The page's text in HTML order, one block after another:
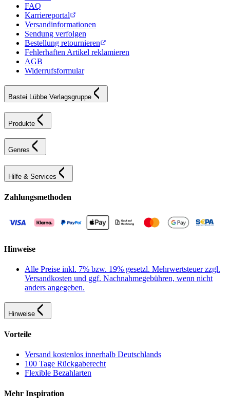
FAQ
Karriereportal
Versandinformationen
Sendung verfolgen
Bestellung retournieren
Fehlerhaften Artikel reklamieren
AGB
Widerrufsformular
Bastei Lübbe Verlagsgruppe
Produkte
Genres
Hilfe & Services
Zahlungsmethoden
Hinweise
Alle Preise inkl. 7% bzw. 19% gesetzl. Mehrwertsteuer zzgl.
Versandkosten und ggf. Nachnahmegebühren, wenn nicht
anders angegeben.
Hinweise
Vorteile
Versand kostenlos innerhalb Deutschlands
100 Tage Rückgaberecht
Flexible Bezahlarten
Mehr Inspiration